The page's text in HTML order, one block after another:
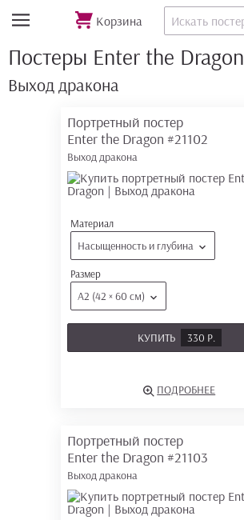
Корзина
Постеры Enter the Dragon
Выход дракона
Портретный постер
Enter the Dragon #21102
Выход дракона
Материал
Насыщенность и глубина
Размер
А2 (42 × 60 см)
КУПИТЬ 330 Р.
ПОДРОБНЕЕ
Портретный постер
Enter the Dragon #21103
Выход дракона